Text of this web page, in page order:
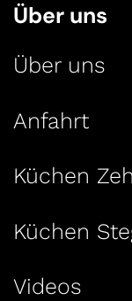
Über uns
Über uns
Anfahrt
Küchen
Küchen
Videos